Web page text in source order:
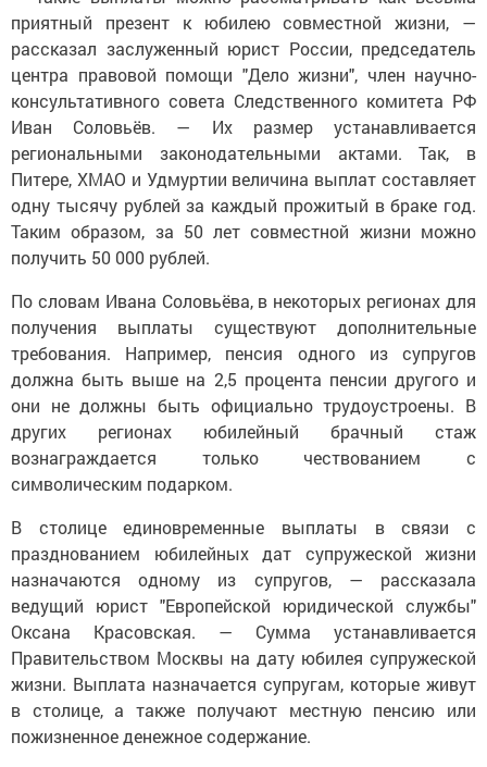
приятный презент к юбилею совместной жизни, —
рассказал заслуженный юрист России, председатель
центра правовой помощи "Дело жизни", член научно-
консультативного совета Следственного комитета РФ
Иван Соловьёв. — Их размер устанавливается
региональными законодательными актами. Так, в
Питере, ХМАО и Удмуртии величина выплат составляет
одну тысячу рублей за каждый прожитый в браке год.
Таким образом, за 50 лет совместной жизни можно
получить 50 000 рублей.
По словам Ивана Соловьёва, в некоторых регионах для
получения выплаты существуют дополнительные
требования. Например, пенсия одного из супругов
должна быть выше на 2,5 процента пенсии другого и
они не должны быть официально трудоустроены. В
других регионах юбилейный брачный стаж
вознаграждается только чествованием с
символическим подарком.
В столице единовременные выплаты в связи с
празднованием юбилейных дат супружеской жизни
назначаются одному из супругов, — рассказала
ведущий юрист "Европейской юридической службы"
Оксана Красовская. — Сумма устанавливается
Правительством Москвы на дату юбилея супружеской
жизни. Выплата назначается супругам, которые живут
в столице, а также получают местную пенсию или
пожизненное денежное содержание.